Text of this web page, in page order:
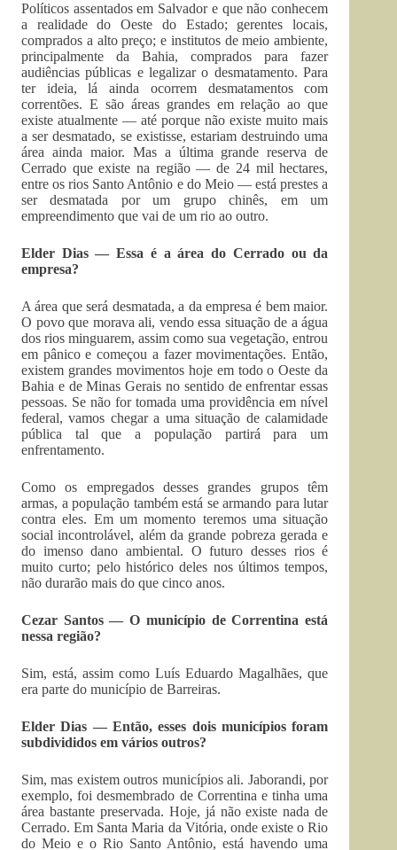
Políticos assentados em Salvador e que não conhecem
a realidade do Oeste do Estado; gerentes locais,
comprados a alto preço; e institutos de meio ambiente,
principalmente da Bahia, comprados para fazer
audiências públicas e legalizar o desmatamento. Para
ter ideia, lá ainda ocorrem desmatamentos com
correntões. E são áreas grandes em relação ao que
existe atualmente — até porque não existe muito mais
a ser desmatado, se existisse, estariam destruindo uma
área ainda maior. Mas a última grande reserva de
Cerrado que existe na região — de 24 mil hectares,
entre os rios Santo Antônio e do Meio — está prestes a
ser desmatada por um grupo chinês, em um
empreendimento que vai de um rio ao outro.
Elder Dias — Essa é a área do Cerrado ou da
empresa?
A área que será desmatada, a da empresa é bem maior.
O povo que morava ali, vendo essa situação de a água
dos rios minguarem, assim como sua vegetação, entrou
em pânico e começou a fazer movimentações. Então,
existem grandes movimentos hoje em todo o Oeste da
Bahia e de Minas Gerais no sentido de enfrentar essas
pessoas. Se não for tomada uma providência em nível
federal, vamos chegar a uma situação de calamidade
pública tal que a população partirá para um
enfrentamento.
Como os empregados desses gran­des grupos têm
armas, a população também está se armando para lutar
contra eles. Em um momento teremos uma situação
social incontrolável, além da grande pobreza gerada e
do imenso dano ambiental. O futuro desses rios é
muito curto; pelo histórico deles nos últimos tempos,
não durarão mais do que cinco anos.
Cezar Santos — O município de Correntina está
nessa região?
Sim, está, assim como Luís Eduardo Magalhães, que
era parte do município de Barreiras.
Elder Dias — Então, esses dois municípios foram
subdivididos em vários outros?
Sim, mas existem outros municípios ali. Jaborandi, por
exemplo, foi desmembrado de Correntina e tinha uma
área bastante preservada. Hoje, já não existe nada de
Cerrado. Em Santa Maria da Vitória, onde existe o Rio
do Meio e o Rio Santo Antônio, está havendo uma